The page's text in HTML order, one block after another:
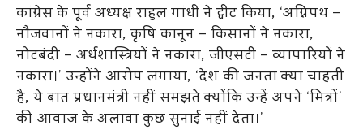
कांग्रेस के पूर्व अध्यक्ष राहुल गांधी ने ट्वीट किया, ‘अग्निपथ –
नौजवानों ने नकारा, कृषि कानून – किसानों ने नकारा,
नोटबंदी – अर्थशास्त्रियों ने नकारा, जीएसटी – व्यापारियों ने
नकारा।’ उन्होंने आरोप लगाया, ‘देश की जनता क्या चाहती
है, ये बात प्रधानमंत्री नहीं समझते क्योंकि उन्हें अपने ‘मित्रों’
की आवाज के अलावा कुछ सुनाई नहीं देता।’